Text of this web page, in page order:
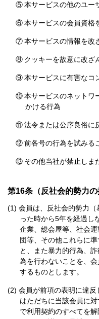
⑤本サービスの他のユー
⑥本サービスの会員資格
⑦本サービスの情報を改
⑧ クッキーを故意に改ざ
⑨本サービスに有害なコ
⑩本サービスのネットワ
かける行為
⑪法令または公序良俗に
⑫前各号の行為を試みる
⑬ その他当社が禁止しま
第16条（反社会的勢力の
会員は、反社会的勢力
った時から5年を経過し
企業、総会屋等、社会
団等、その他これらに
と、また暴力的行為、
為を行わないことを、
するものとします。
会員が前項の表明に違
はただちに当該会員に
で利用契約のすべてを